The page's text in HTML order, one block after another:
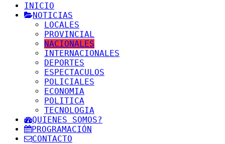
INICIO
NOTICIAS
LOCALES
PROVINCIAL
NACIONALES
INTERNACIONALES
DEPORTES
ESPECTACULOS
POLICIALES
ECONOMIA
POLITICA
TECNOLOGIA
QUIENES SOMOS?
PROGRAMACIÓN
CONTACTO